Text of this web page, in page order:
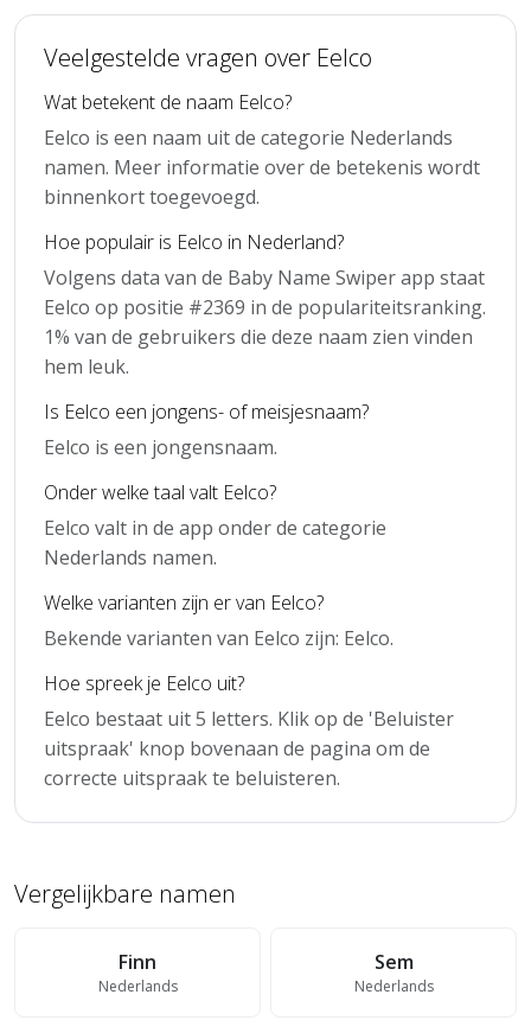
Veelgestelde vragen over Eelco
Wat betekent de naam Eelco?
Eelco is een naam uit de categorie Nederlands
namen. Meer informatie over de betekenis wordt
binnenkort toegevoegd.
Hoe populair is Eelco in Nederland?
Volgens data van de Baby Name Swiper app staat
Eelco op positie #2369 in de populariteitsranking.
1% van de gebruikers die deze naam zien vinden
hem leuk.
Is Eelco een jongens- of meisjesnaam?
Eelco is een jongensnaam.
Onder welke taal valt Eelco?
Eelco valt in de app onder de categorie
Nederlands namen.
Welke varianten zijn er van Eelco?
Bekende varianten van Eelco zijn: Eelco.
Hoe spreek je Eelco uit?
Eelco bestaat uit 5 letters. Klik op de 'Beluister
uitspraak' knop bovenaan de pagina om de
correcte uitspraak te beluisteren.
Vergelijkbare namen
Finn
Nederlands
Sem
Nederlands